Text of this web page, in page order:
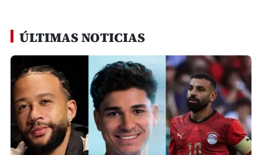
ÚLTIMAS NOTICIAS